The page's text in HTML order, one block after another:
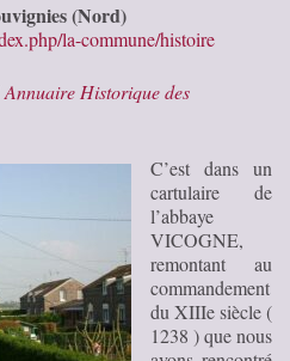
(Nord)
la-commune/histoire
Annuaire Historique des
C’est dans un
cartulaire de
l’abbaye
VICOGNE,
remontant au
commandement
du XIIIe siècle (
1238 ) que nous